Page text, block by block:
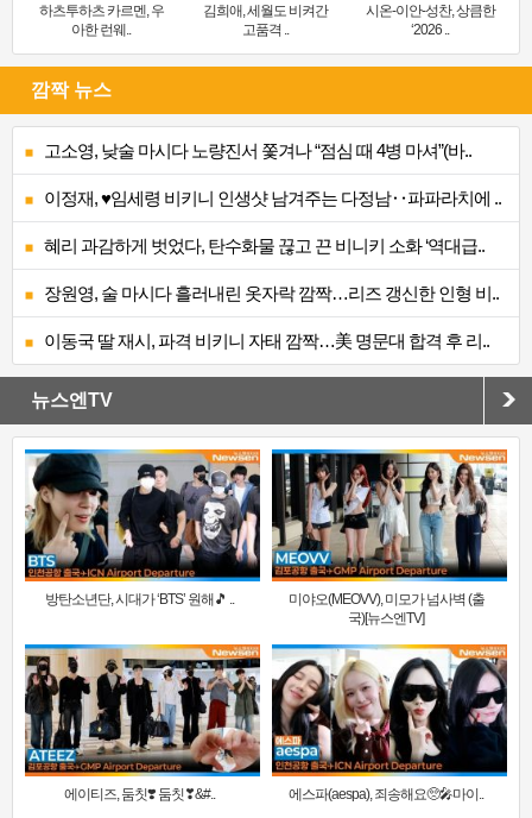
하츠투하츠 카르멘, 우
아한 런웨..
김희애, 세월도 비켜간
고품격 ..
시온-이안-성찬, 상큼한
‘2026 ..
깜짝 뉴스
고소영, 낮술 마시다 노량진서 쫓겨나 “점심 때 4병 마셔”(바..
이정재, ♥임세령 비키니 인생샷 남겨주는 다정남‥파파라치에 ..
혜리 과감하게 벗었다, 탄수화물 끊고 끈 비니키 소화 ‘역대급..
장원영, 술 마시다 흘러내린 옷자락 깜짝…리즈 갱신한 인형 비..
이동국 딸 재시, 파격 비키니 자태 깜짝…美 명문대 합격 후 리..
뉴스엔TV
방탄소년단, 시대가 ‘BTS’ 원해🎵 ..
미야오(MEOVV), 미모가 넘사벽 (출
국)[뉴스엔TV]
에이티즈, 둠칫❣️ 둠칫❣&#.. 에스파(aespa), 죄송해요🥺🎤마이..